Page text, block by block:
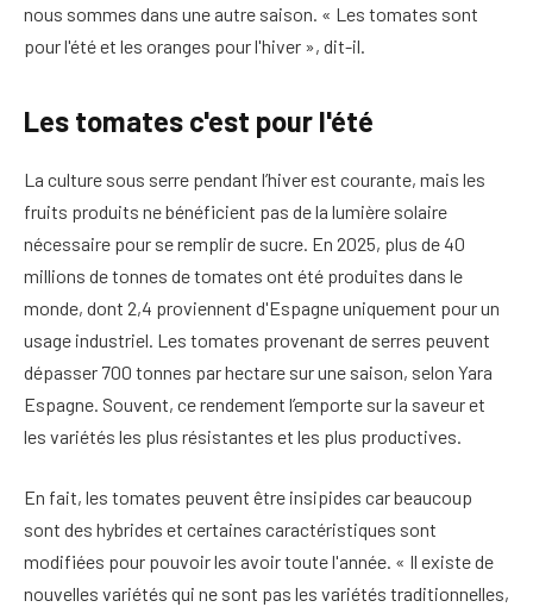
nous sommes dans une autre saison. « Les tomates sont
pour l'été et les oranges pour l'hiver », dit-il.
Les tomates c'est pour l'été
La culture sous serre pendant l’hiver est courante, mais les
fruits produits ne bénéficient pas de la lumière solaire
nécessaire pour se remplir de sucre. En 2025, plus de 40
millions de tonnes de tomates ont été produites dans le
monde, dont 2,4 proviennent d'Espagne uniquement pour un
usage industriel. Les tomates provenant de serres peuvent
dépasser 700 tonnes par hectare sur une saison, selon Yara
Espagne. Souvent, ce rendement l’emporte sur la saveur et
les variétés les plus résistantes et les plus productives.
En fait, les tomates peuvent être insipides car beaucoup
sont des hybrides et certaines caractéristiques sont
modifiées pour pouvoir les avoir toute l'année. « Il existe de
nouvelles variétés qui ne sont pas les variétés traditionnelles,